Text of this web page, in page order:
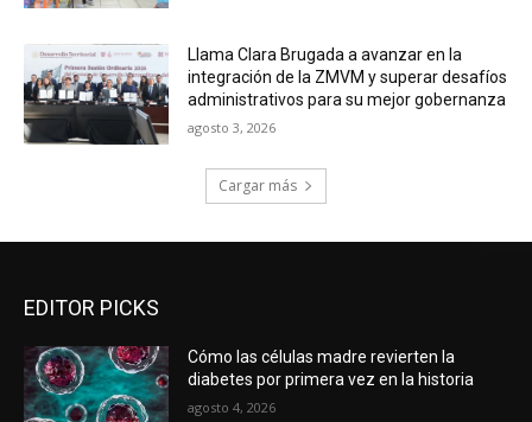
Llama Clara Brugada a avanzar en la
integración de la ZMVM y superar desafíos
administrativos para su mejor gobernanza
agosto 3, 2026
Cargar más
EDITOR PICKS
Cómo las células madre revierten la
diabetes por primera vez en la historia
agosto 4, 2026